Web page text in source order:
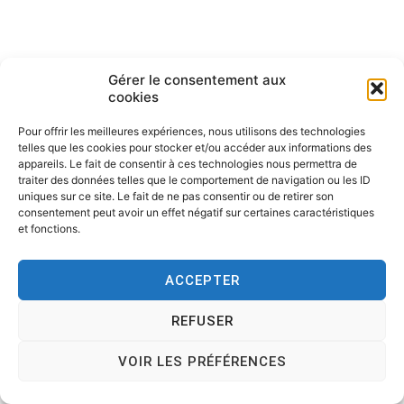
Gérer le consentement aux
cookies
Pour offrir les meilleures expériences, nous utilisons des technologies
telles que les cookies pour stocker et/ou accéder aux informations des
appareils. Le fait de consentir à ces technologies nous permettra de
traiter des données telles que le comportement de navigation ou les ID
uniques sur ce site. Le fait de ne pas consentir ou de retirer son
consentement peut avoir un effet négatif sur certaines caractéristiques
et fonctions.
ACCEPTER
REFUSER
VOIR LES PRÉFÉRENCES
Copyright © 2026Tesson, dessinateur de presse, dessin en
direct, dessin humoristique, cartoonist.. All rights reserved.
Theme:Cenoteby ThemeGrill. Powered byWordPress